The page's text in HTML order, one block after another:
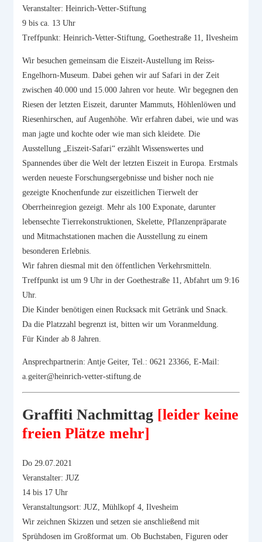
Veranstalter: Heinrich-Vetter-Stiftung
9 bis ca. 13 Uhr
Treffpunkt: Heinrich-Vetter-Stiftung, Goethestraße 11, Ilvesheim
Wir besuchen gemeinsam die Eiszeit-Austellung im Reiss-
Engelhorn-Museum. Dabei gehen wir auf Safari in der Zeit
zwischen 40.000 und 15.000 Jahren vor heute. Wir begegnen den
Riesen der letzten Eiszeit, darunter Mammuts, Höhlenlöwen und
Riesenhirschen, auf Augenhöhe. Wir erfahren dabei, wie und was
man jagte und kochte oder wie man sich kleidete. Die
Ausstellung „Eiszeit-Safari“ erzählt Wissenswertes und
Spannendes über die Welt der letzten Eiszeit in Europa. Erstmals
werden neueste Forschungsergebnisse und bisher noch nie
gezeigte Knochenfunde zur eiszeitlichen Tierwelt der
Oberrheinregion gezeigt. Mehr als 100 Exponate, darunter
lebensechte Tierrekonstruktionen, Skelette, Pflanzenpräparate
und Mitmachstationen machen die Ausstellung zu einem
besonderen Erlebnis.
Wir fahren diesmal mit den öffentlichen Verkehrsmitteln.
Treffpunkt ist um 9 Uhr in der Goethestraße 11, Abfahrt um 9:16
Uhr.
Die Kinder benötigen einen Rucksack mit Getränk und Snack.
Da die Platzzahl begrenzt ist, bitten wir um Voranmeldung.
Für Kinder ab 8 Jahren.
Ansprechpartnerin: Antje Geiter, Tel.: 0621 23366, E-Mail:
a.geiter@heinrich-vetter-stiftung.de
Graffiti Nachmittag [leider keine
freien Plätze mehr]
Do 29.07.2021
Veranstalter: JUZ
14 bis 17 Uhr
Veranstaltungsort: JUZ, Mühlkopf 4, Ilvesheim
Wir zeichnen Skizzen und setzen sie anschließend mit
Sprühdosen im Großformat um. Ob Buchstaben, Figuren oder